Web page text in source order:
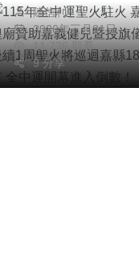
後續1周聖火將巡迴
嘉縣18鄉鎮市 全中
運開幕進入倒數！
陳信利
2026年三月31日
11,736 觀看
9 分享